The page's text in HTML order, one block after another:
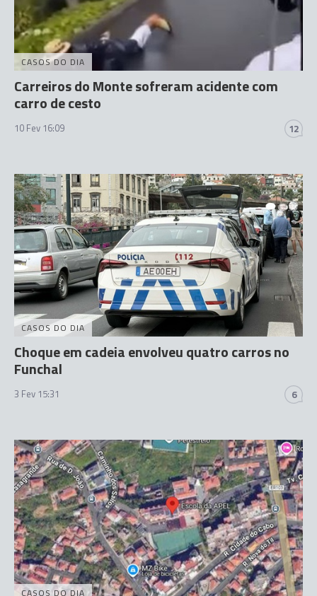
CASOS DO DIA
Carreiros do Monte sofreram acidente com
carro de cesto
10 Fev 16:09 12
CASOS DO DIA
Choque em cadeia envolveu quatro carros no
Funchal
3 Fev 15:31 6
CASOS DO DIA